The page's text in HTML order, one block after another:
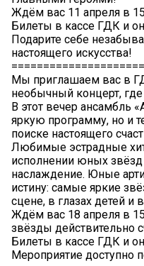
Ждём вас 11 апреля в
Билеты в кассе ГДК и
Подарите себе
настоящего искусства!
Мы приглашаем вас в
необычный концерт, где
В этот вечер ансамбль
яркую программу, но и
поиске настоящего
Любимые эстрадные
исполнении юных звёзд
наслаждение. Юные
истину: самые яркие
сцене, в глазах детей и
Ждём вас 18 апреля в
звёзды действительно
Билеты в кассе ГДК и
Мероприятие доступно